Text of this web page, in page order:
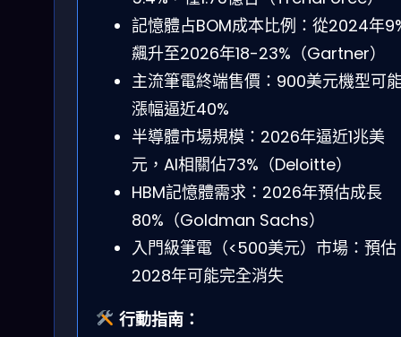
記憶體占BOM成本比例：從2024年
飆升至2026年18-23%（Gartner）
主流筆電終端售價：900美元機型可
漲幅逼近40%
半導體市場規模：2026年逼近1兆美
元，AI相關佔73%（Deloitte）
HBM記憶體需求：2026年預估成長
80%（Goldman Sachs）
入門級筆電（<500美元）市場：預估
2028年可能完全消失
行動指南：